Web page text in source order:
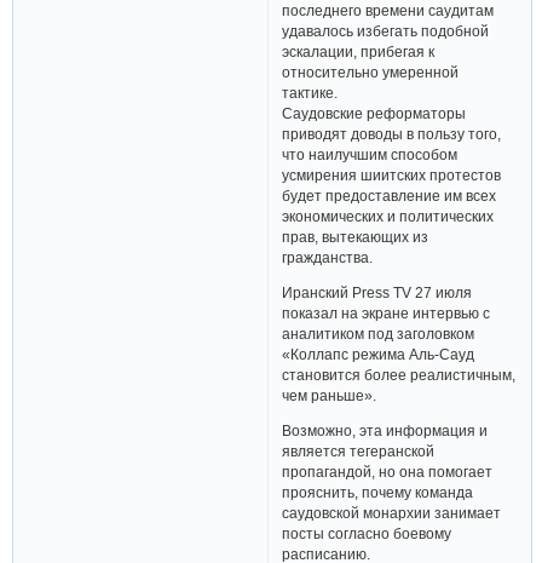
последнего времени саудитам
удавалось избегать подобной
эскалации, прибегая к
относительно умеренной
тактике.
Саудовские реформаторы
приводят доводы в пользу того,
что наилучшим способом
усмирения шиитских протестов
будет предоставление им всех
экономических и политических
прав, вытекающих из
гражданства.
Иранский Press TV 27 июля
показал на экране интервью с
аналитиком под заголовком
«Коллапс режима Аль-Сауд
становится более реалистичным,
чем раньше».
Возможно, эта информация и
является тегеранской
пропагандой, но она помогает
прояснить, почему команда
саудовской монархии занимает
посты согласно боевому
расписанию.